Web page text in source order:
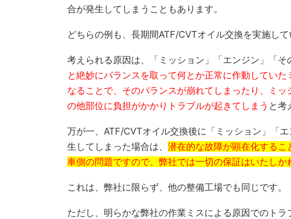
合が発生してしまうこともあります。
どちらの例も、長期間ATF/CVTオイル交換を実施し
考えられる原因は、「ミッション」「エンジン」「そ
と絶妙にバランスを取って何とか正常に作動してい
なることで、そのバランスが崩れてしまったり、ミ
の他部位に負担がかかりトラブルが起きてしまう と考
万が一、ATF/CVTオイル交換後に「ミッション」「
生してしまった場合は、 潜在的な故障が顕在化する
車側の問題ですので、弊社では一切の保証はいたしか
これは、弊社に限らず、他の整備工場でも同じです。
ただし、明らかな弊社の作業ミスによる原因でのト